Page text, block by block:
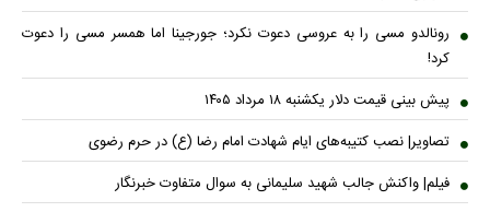
رونالدو مسی را به عروسی دعوت نکرد؛ جورجینا اما همسر مسی را دعوت
کرد!
پیش ‌بینی قیمت دلار یکشنبه ۱۸ مرداد ۱۴۰۵
تصاویر| نصب کتیبه‌های ایام شهادت امام رضا (ع) در حرم رضوی
فیلم| واکنش جالب شهید سلیمانی به سوال متفاوت خبرنگار